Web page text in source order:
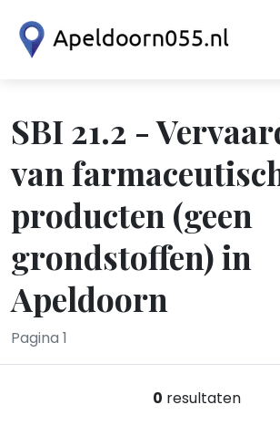
SBI 21.2 -
van
producten (geen
grondstoffen) in
Apeldoorn
Pagina 1
0 resultaten